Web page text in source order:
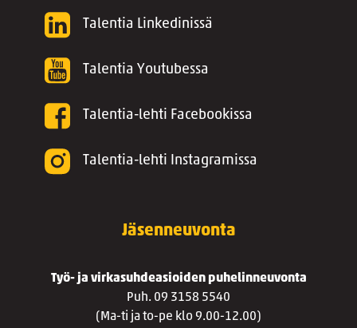
Talentia Linkedinissä
Talentia Youtubessa
Talentia-lehti Facebookissa
Talentia-lehti Instagramissa
Jäsenneuvonta
Työ- ja virkasuhdeasioiden puhelinneuvonta
Puh. 09 3158 5540
(Ma-ti ja to-pe klo 9.00-12.00)